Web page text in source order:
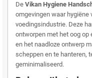
De Vikan Hygiene
omgevingen waar hygiëne
voedingsindustrie. Deze
ontworpen met het oog
en het naadloze ontwerp
scheppen en te hanteren,
geminimaliseerd.